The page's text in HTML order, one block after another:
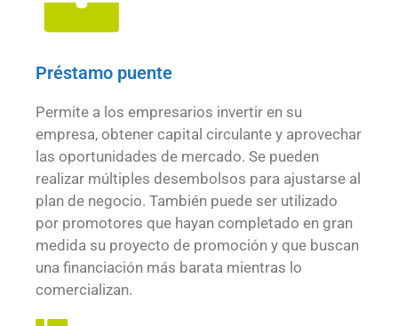
Préstamo puente
Permite a los empresarios invertir en su
empresa, obtener capital circulante y aprovechar
las oportunidades de mercado. Se pueden
realizar múltiples desembolsos para ajustarse al
plan de negocio. También puede ser utilizado
por promotores que hayan completado en gran
medida su proyecto de promoción y que buscan
una financiación más barata mientras lo
comercializan.